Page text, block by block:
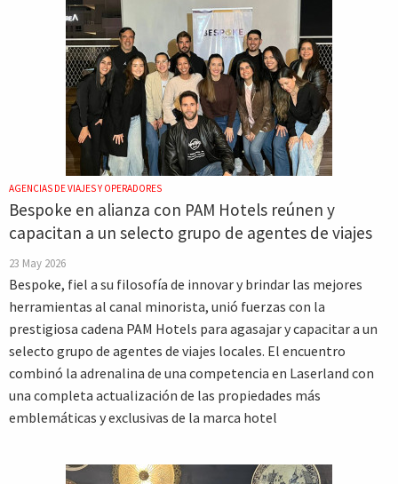
AGENCIAS DE VIAJES Y OPERADORES
Bespoke en alianza con PAM Hotels reúnen y
capacitan a un selecto grupo de agentes de viajes
23 May 2026
Bespoke, fiel a su filosofía de innovar y brindar las mejores
herramientas al canal minorista, unió fuerzas con la
prestigiosa cadena PAM Hotels para agasajar y capacitar a un
selecto grupo de agentes de viajes locales. El encuentro
combinó la adrenalina de una competencia en Laserland con
una completa actualización de las propiedades más
emblemáticas y exclusivas de la marca hotel